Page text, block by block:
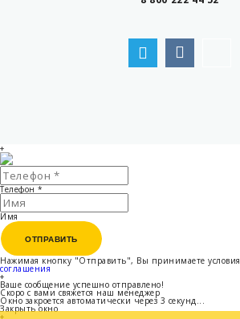
+
Телефон *
Имя
ОТПРАВИТЬ
ОТПРАВИТЬ
Нажимая кнопку "Отправить", Вы принимаете условия
соглашения
+
Ваше сообщение успешно отправлено!
Скоро с вами свяжется наш менеджер
Окно закроется автоматически через 3 секунд...
Закрыть окно
+